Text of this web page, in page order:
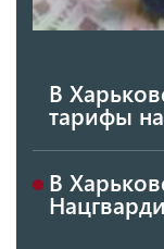
В
тарифы
В